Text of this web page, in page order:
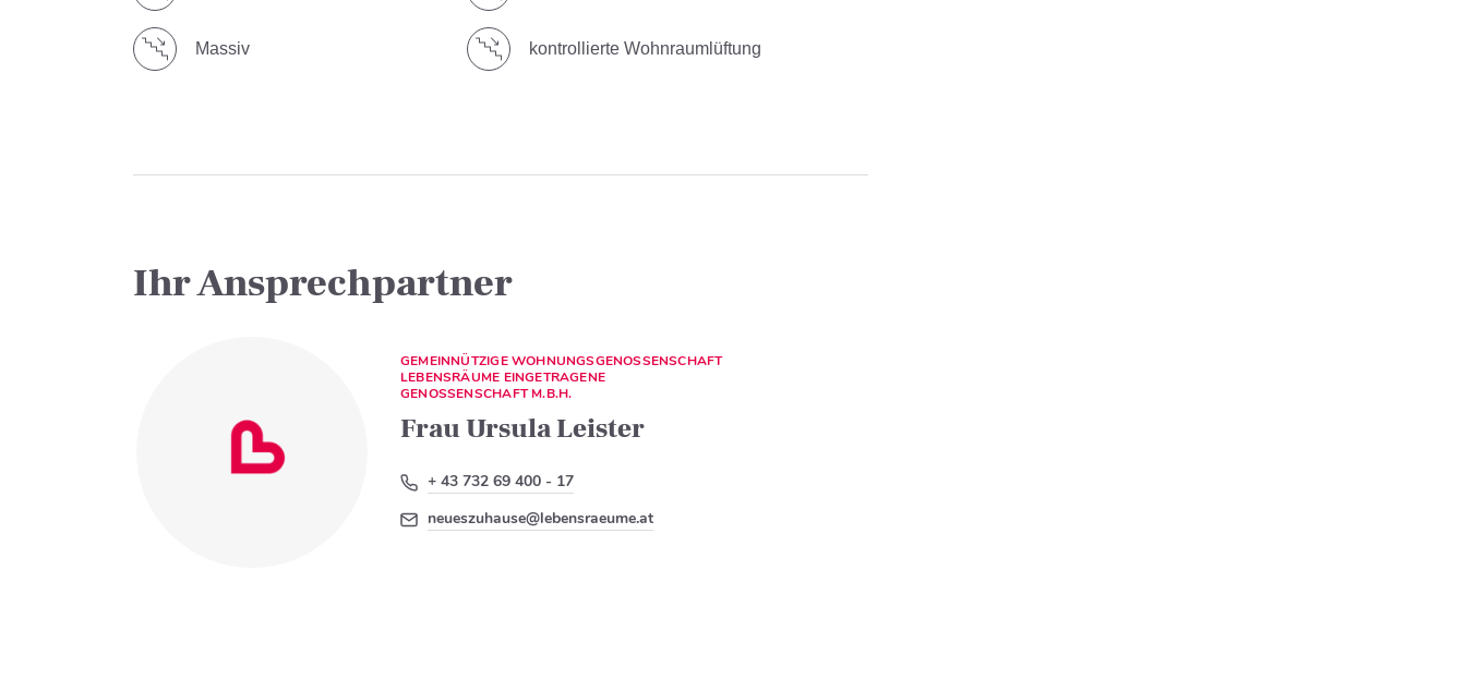
Massiv kontrollierte Wohnraumlüftung
Ihr Ansprechpartner
GEMEINNÜTZIGE WOHNUNGSGENOSSENSCHAFT
LEBENSRÄUME EINGETRAGENE
GENOSSENSCHAFT M.B.H.
Frau Ursula Leister
+ 43 732 69 400 - 17
neueszuhause@lebensraeume.at